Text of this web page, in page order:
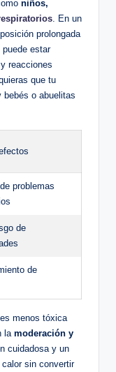
niños,⁤
. En⁣ un
prolongada
estar
reacciones
​que tu
o abuelitas
problemas
de
de
menos tóxica
la moderación ‌y
cuidadosa y⁢ un
sin convertir